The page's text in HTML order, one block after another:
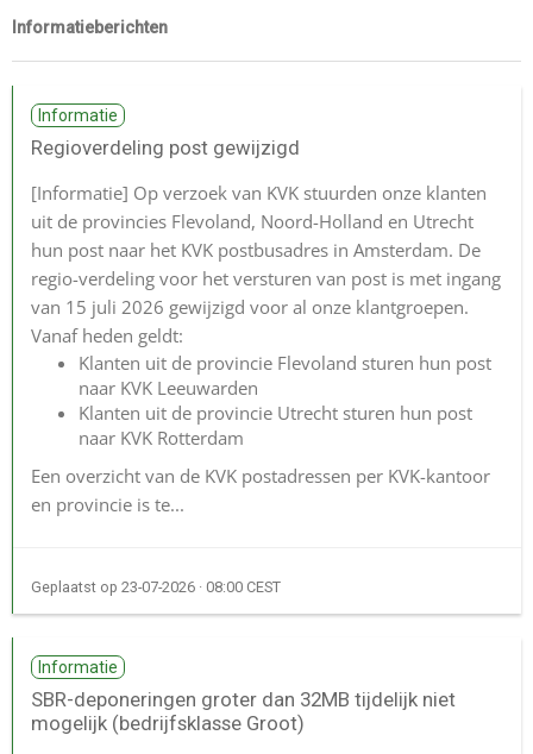
Informatieberichten
Informatie
Regioverdeling post gewijzigd
[Informatie] Op verzoek van KVK stuurden onze klanten
uit de provincies Flevoland, Noord-Holland en Utrecht
hun post naar het KVK postbusadres in Amsterdam. De
regio-verdeling voor het versturen van post is met ingang
van 15 juli 2026 gewijzigd voor al onze klantgroepen.
Vanaf heden geldt:
Klanten uit de provincie Flevoland sturen hun post
naar KVK Leeuwarden
Klanten uit de provincie Utrecht sturen hun post
naar KVK Rotterdam
Een overzicht van de KVK postadressen per KVK-kantoor
en provincie is te...
Geplaatst op 23-07-2026 · 08:00 CEST
Informatie
SBR-deponeringen groter dan 32MB tijdelijk niet
mogelijk (bedrijfsklasse Groot)